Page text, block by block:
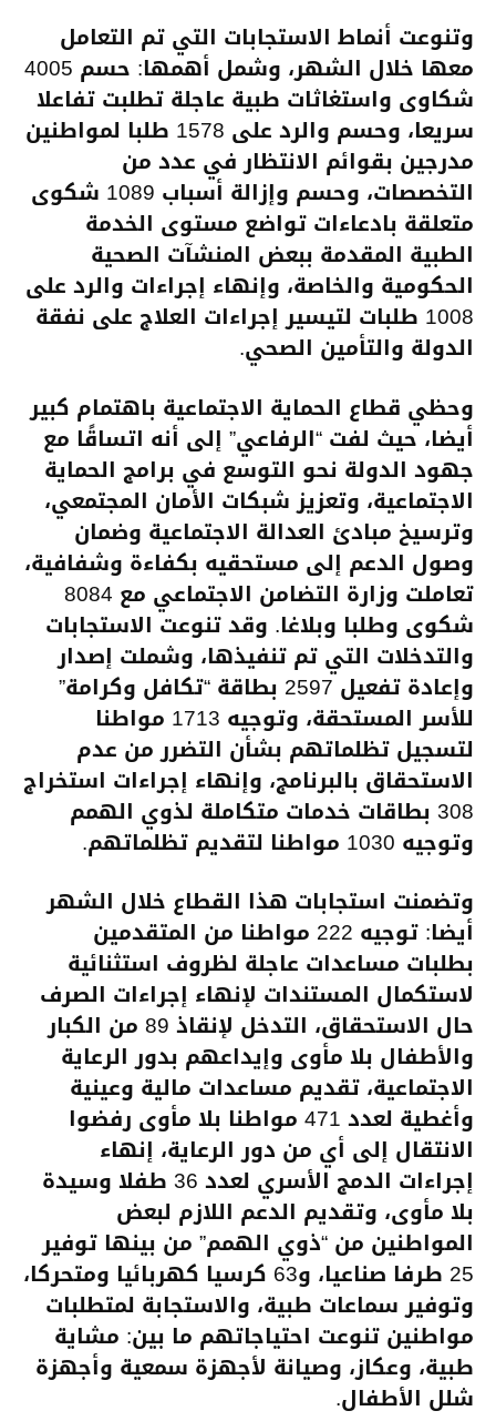
وتنوعت أنماط الاستجابات التي تم التعامل
معها خلال الشهر، وشمل أهمها: حسم 4005
شكاوى واستغاثات طبية عاجلة تطلبت تفاعلا
سريعا، وحسم والرد على 1578 طلبا لمواطنين
مدرجين بقوائم الانتظار في عدد من
التخصصات، وحسم وإزالة أسباب 1089 شكوى
متعلقة بادعاءات تواضع مستوى الخدمة
الطبية المقدمة ببعض المنشآت الصحية
الحكومية والخاصة، وإنهاء إجراءات والرد على
1008 طلبات لتيسير إجراءات العلاج على نفقة
الدولة والتأمين الصحي.
وحظي قطاع الحماية الاجتماعية باهتمام كبير
أيضا، حيث لفت “الرفاعي” إلى أنه اتساقًا مع
جهود الدولة نحو التوسع في برامج الحماية
الاجتماعية، وتعزيز شبكات الأمان المجتمعي،
وترسيخ مبادئ العدالة الاجتماعية وضمان
وصول الدعم إلى مستحقيه بكفاءة وشفافية،
تعاملت وزارة التضامن الاجتماعي مع 8084
شكوى وطلبا وبلاغا. وقد تنوعت الاستجابات
والتدخلات التي تم تنفيذها، وشملت إصدار
وإعادة تفعيل 2597 بطاقة “تكافل وكرامة”
للأسر المستحقة، وتوجيه 1713 مواطنا
لتسجيل تظلماتهم بشأن التضرر من عدم
الاستحقاق بالبرنامج، وإنهاء إجراءات استخراج
308 بطاقات خدمات متكاملة لذوي الهمم
وتوجيه 1030 مواطنا لتقديم تظلماتهم.
وتضمنت استجابات هذا القطاع خلال الشهر
أيضا: توجيه 222 مواطنا من المتقدمين
بطلبات مساعدات عاجلة لظروف استثنائية
لاستكمال المستندات لإنهاء إجراءات الصرف
حال الاستحقاق، التدخل لإنقاذ 89 من الكبار
والأطفال بلا مأوى وإيداعهم بدور الرعاية
الاجتماعية، تقديم مساعدات مالية وعينية
وأغطية لعدد 471 مواطنا بلا مأوى رفضوا
الانتقال إلى أي من دور الرعاية، إنهاء
إجراءات الدمج الأسري لعدد 36 طفلا وسيدة
بلا مأوى، وتقديم الدعم اللازم لبعض
المواطنين من “ذوي الهمم” من بينها توفير
25 طرفا صناعيا، و63 كرسيا كهربائيا ومتحركا،
وتوفير سماعات طبية، والاستجابة لمتطلبات
مواطنين تنوعت احتياجاتهم ما بين: مشاية
طبية، وعكاز، وصيانة لأجهزة سمعية وأجهزة
شلل الأطفال.